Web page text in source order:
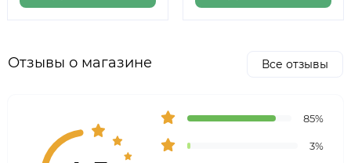
Отзывы о магазине Все отзывы
85%
3%